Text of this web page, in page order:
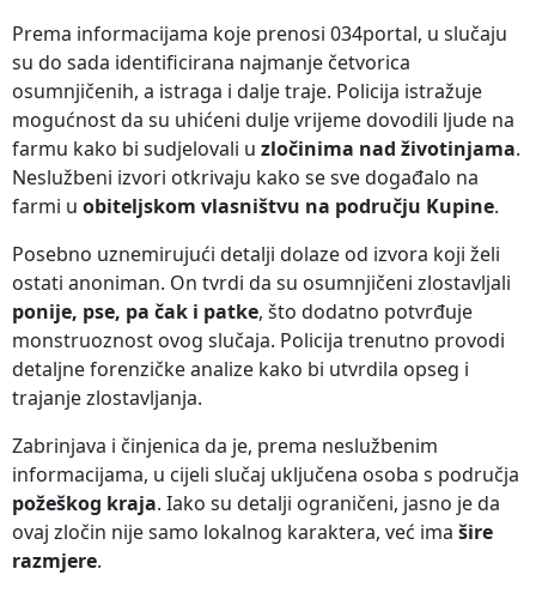
Prema informacijama koje prenosi 034portal, u slučaju
su do sada identificirana najmanje četvorica
osumnjičenih, a istraga i dalje traje. Policija istražuje
mogućnost da su uhićeni dulje vrijeme dovodili ljude na
farmu kako bi sudjelovali u zločinima nad životinjama.
Neslužbeni izvori otkrivaju kako se sve događalo na
farmi u obiteljskom vlasništvu na području Kupine.
Posebno uznemirujući detalji dolaze od izvora koji želi
ostati anoniman. On tvrdi da su osumnjičeni zlostavljali
ponije, pse, pa čak i patke, što dodatno potvrđuje
monstruoznost ovog slučaja. Policija trenutno provodi
detaljne forenzičke analize kako bi utvrdila opseg i
trajanje zlostavljanja.
Zabrinjava i činjenica da je, prema neslužbenim
informacijama, u cijeli slučaj uključena osoba s područja
požeškog kraja. Iako su detalji ograničeni, jasno je da
ovaj zločin nije samo lokalnog karaktera, već ima šire
razmjere.